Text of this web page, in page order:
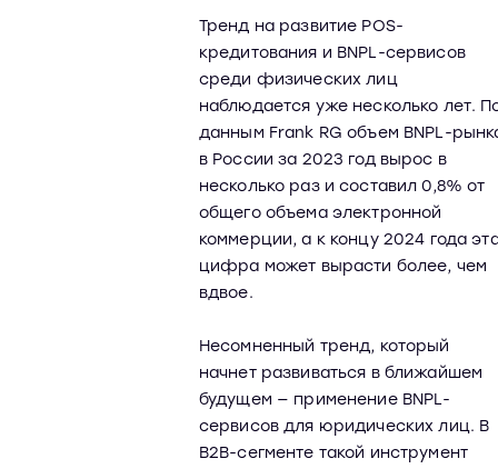
Тренд на развитие POS-
кредитования и BNPL-сервисов
среди физических лиц
наблюдается уже несколько лет.
данным Frank RG объем BNPL-
в России за 2023 год вырос в
несколько раз и составил 0,8% от
общего объема электронной
коммерции, а к концу 2024 года
цифра может вырасти более, чем
вдвое.
Несомненный тренд, который
начнет развиваться в ближайшем
будущем — применение BNPL-
сервисов для юридических лиц. В
B2B-сегменте такой инструмент